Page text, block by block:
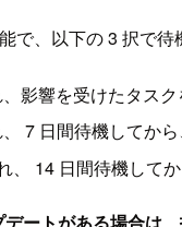
で、以下の 3 択で待
影響を受けたタス
7 日間待機してか
、 14 日間待機して